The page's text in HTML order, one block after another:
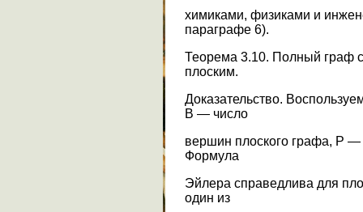
химиками, физиками и
параграфе 6).
Теорема 3.10. Полный граф
плоским.
Доказательство.
В — число
вершин плоского графа, Р —
Формула
Эйлера справедлива для
один из